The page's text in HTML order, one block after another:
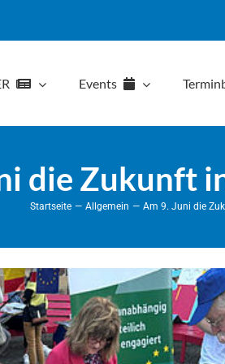
Events
die Zukunft
Startseite Allgemein Am 9. Juni die